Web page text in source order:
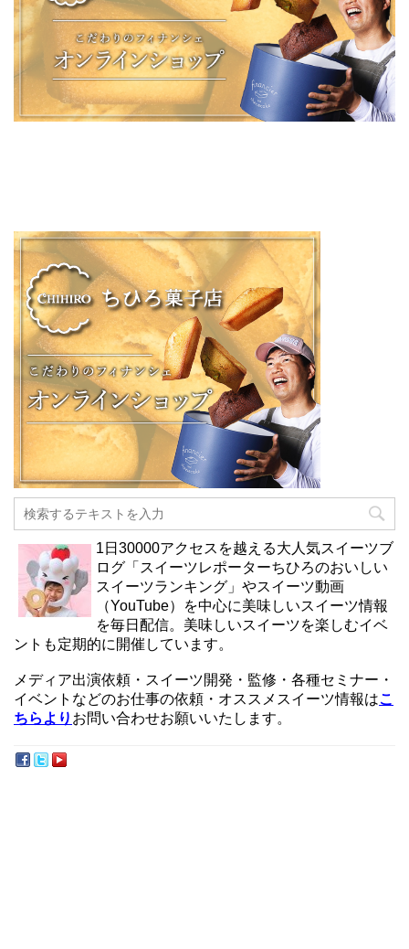
1日30000アクセスを越える大人気スイーツブ
ログ「スイーツレポーターちひろのおいしい
スイーツランキング」やスイーツ動画
（YouTube）を中心に美味しいスイーツ情報
を毎日配信。美味しいスイーツを楽しむイベ
ントも定期的に開催しています。
メディア出演依頼・スイーツ開発・監修・各種セミナー・
イベントなどのお仕事の依頼・オススメスイーツ情報はこ
ちらより お問い合わせお願いいたします。